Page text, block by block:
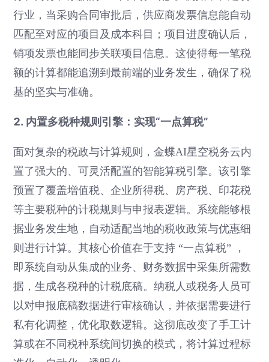
行业，当采购合同审批后，供应商发票信息能自动
匹配至对应的项目及成本科目；项目进度确认后，
销项发票也能同步关联项目信息。这使得每一笔税
额的计算都能追溯到最前端的业务发生，确保了税
基的坚实与准确。
2. 内置多税种规则引擎：实现“一点算税”
面对复杂的税政与计算规则，金蝶AI星空税务云内
置了强大的、可灵活配置的智能算税引擎。该引擎
预置了覆盖增值税、企业所得税、房产税、印花税
等主要税种的计税规则与申报表逻辑。系统能够根
据业务发生地，自动适配当地的税收政策与优惠细
则进行计算。其核心价值在于支持 “一点算税” ，
即系统自动从集成的业务、财务数据中采集所需数
据，生成各税种的计税底稿。纳税人或税务人员可
以对申报底稿数据进行审核确认，并依据需要进行
私有化调整，优化取数逻辑。这彻底改变了手工计
算或在不同税种系统间切换的模式，将计算过程标